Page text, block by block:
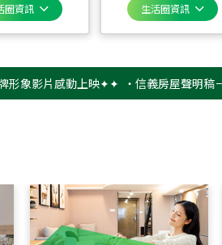
圈資訊 生活圈資訊
片感動上映✦✦ ‧信義房屋聲明稿－防詐